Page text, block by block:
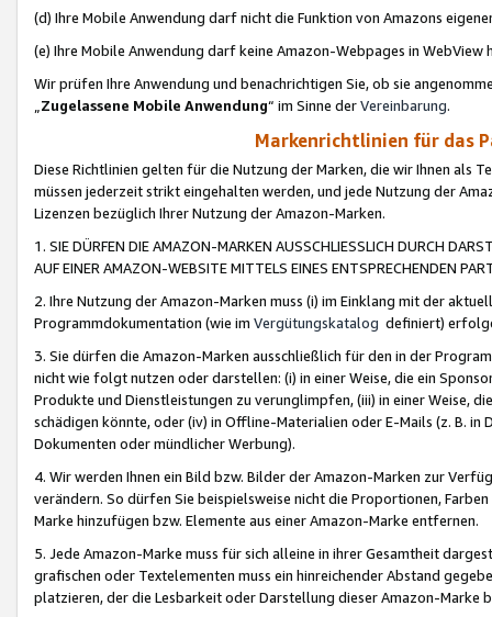
(d) Ihre Mobile Anwendung darf nicht die Funktion von Amazons
(e) Ihre Mobile Anwendung darf keine Amazon-Webpages in WebView
Wir prüfen Ihre Anwendung und benachrichtigen Sie, ob sie
„Zugelassene Mobile Anwendung“ im Sinne derVereinbarung.
Markenrichtlinien für das
Diese Richtlinien gelten für die Nutzung der Marken, die wir Ihnen als
müssen jederzeit strikt eingehalten werden, und jede Nutzung der
Lizenzen bezüglich Ihrer Nutzung der Amazon-Marken.
1. SIE DÜRFEN DIE AMAZON-MARKEN AUSSCHLIESSLICH DURCH
AUF EINER AMAZON-WEBSITE MITTELS EINES ENTSPRECHENDEN
2. Ihre Nutzung der Amazon-Marken muss (i) im Einklang mit der
Programmdokumentation (wie im Vergütungskatalog definiert)
3. Sie dürfen die Amazon-Marken ausschließlich für den in der
nicht wie folgt nutzen oder darstellen: (i) in einer Weise, die ein
Produkte und Dienstleistungen zu verunglimpfen, (iii) in einer Weise,
schädigen könnte, oder (iv) in Offline-Materialien oder E-Mails (z. B. in
Dokumenten oder mündlicher Werbung).
4. Wir werden Ihnen ein Bild bzw. Bilder der Amazon-Marken zur
verändern. So dürfen Sie beispielsweise nicht die Proportionen,
Marke hinzufügen bzw. Elemente aus einer Amazon-Marke entfernen.
5. Jede Amazon-Marke muss für sich alleine in ihrer Gesamtheit
grafischen oder Textelementen muss ein hinreichender Abstand
platzieren, der die Lesbarkeit oder Darstellung dieser Amazon-Marke